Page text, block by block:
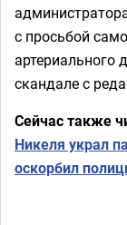
с просьбой
артериального
скандале с
Сейчас также
Никеля украл
оскорбил